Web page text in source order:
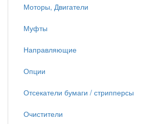
Моторы, Двигатели
Муфты
Направляющие
Опции
Отсекатели бумаги / стрипперсы
Очистители